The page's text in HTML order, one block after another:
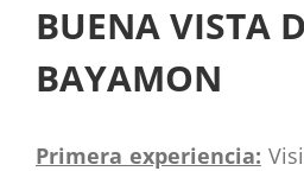
BUENA VISTA
BAYAMON
Primera experiencia: